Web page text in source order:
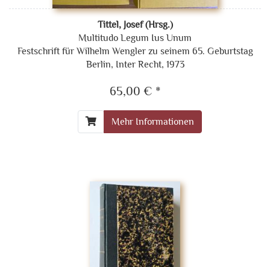
Tittel, Josef (Hrsg.)
Multitudo Legum Ius Unum
Festschrift für Wilhelm Wengler zu seinem 65. Geburtstag
Berlin, Inter Recht, 1973
65,00 € *
Mehr Informationen